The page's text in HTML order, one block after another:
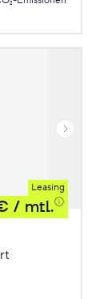
Leasing
/ mtl.